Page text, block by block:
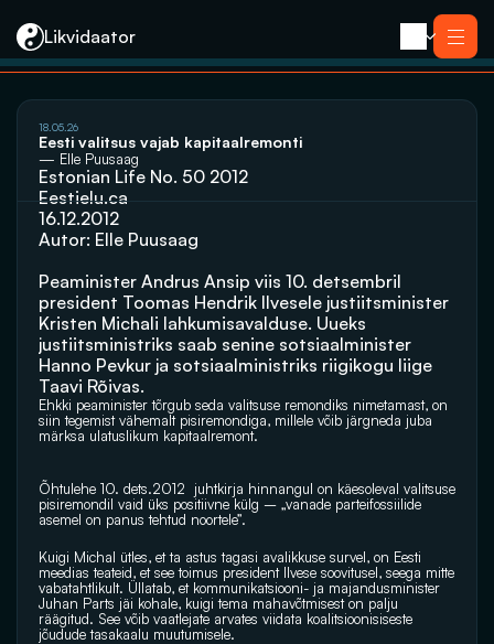
Likvidaator
Teenused
Likvideerimine koos müügiga
Likvideerimine
Saneerimine
Pankrotimenetlus
E-residendi ettevõtte sulgemine
Kontakt
18.05.26
Eesti valitsus vajab kapitaalremonti
— Elle Puusaag
Estonian Life No. 50 2012
Eestielu.ca
16.12.2012
Autor: Elle Puusaag
Peaminister Andrus Ansip viis 10. detsembril
president Toomas Hendrik Ilvesele justiitsminister
Kristen Michali lahkumisavalduse. Uueks
justiitsministriks saab senine sotsiaalminister
Hanno Pevkur ja sotsiaalministriks riigikogu liige
Taavi Rõivas.
Ehkki peaminister tõrgub seda valitsuse remondiks nimetamast, on
siin tegemist vähemalt pisiremondiga, millele võib järgneda juba
märksa ulatuslikum kapitaalremont.
Õhtulehe 10. dets.2012  juhtkirja hinnangul on käesoleval valitsuse
pisiremondil vaid üks positiivne külg – „vanade parteifossiilide
asemel on panus tehtud noortele”.
Kuigi Michal ütles, et ta astus tagasi avalikkuse survel, on Eesti
meedias teateid, et see toimus president Ilvese soovitusel, seega mitte
vabatahtlikult. Üllatab, et kommunikatsiooni- ja majandusminister
Juhan Parts jäi kohale, kuigi tema mahavõtmisest on palju
räägitud. See võib vaatlejate arvates viidata koalitsioonisiseste
jõudude tasakaalu muutumisele.